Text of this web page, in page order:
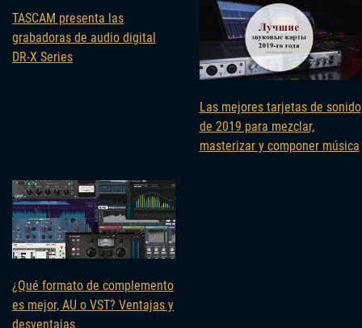
TASCAM presenta las
grabadoras de audio digital
DR-X Series
Las mejores tarjetas de sonido
de 2019 para mezclar,
masterizar y componer música
¿Qué formato de complemento
es mejor, AU o VST? Ventajas y
desventajas